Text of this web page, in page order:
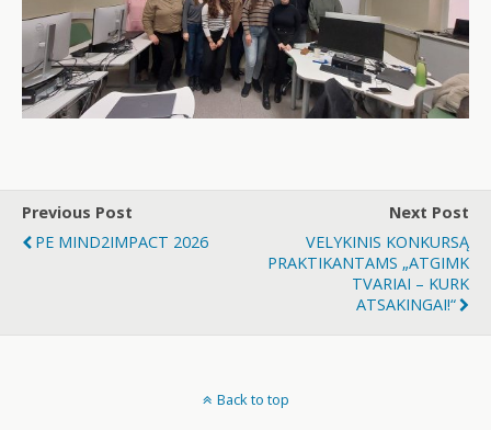
Previous Post
PE MIND2IMPACT 2026
Next Post
VELYKINIS KONKURSĄ
PRAKTIKANTAMS „ATGIMK
TVARIAI – KURK
ATSAKINGAI!“
Back to top